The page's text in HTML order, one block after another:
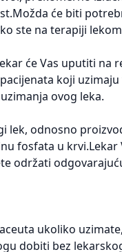
će biti
ste na terapiji lekom
će Vas uputiti na
koji
ovog leka.
lek, odnosno
fosfata u
održati
ukoliko
dobiti bez